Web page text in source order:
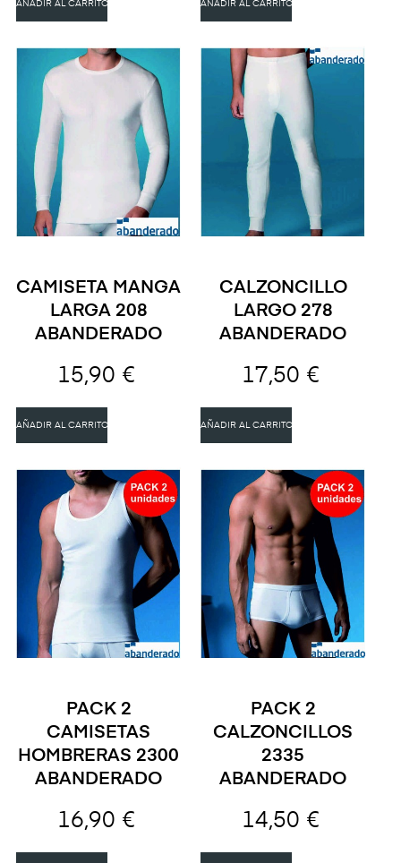
AÑADIR AL CARRITO AÑADIR AL CARRITO
CAMISETA MANGA
LARGA 208
ABANDERADO
15,90 €
AÑADIR AL CARRITO
CALZONCILLO
LARGO 278
ABANDERADO
17,50 €
AÑADIR AL CARRITO
PACK 2
CAMISETAS
HOMBRERAS 2300
ABANDERADO
16,90 €
PACK 2
CALZONCILLOS
2335
ABANDERADO
14,50 €